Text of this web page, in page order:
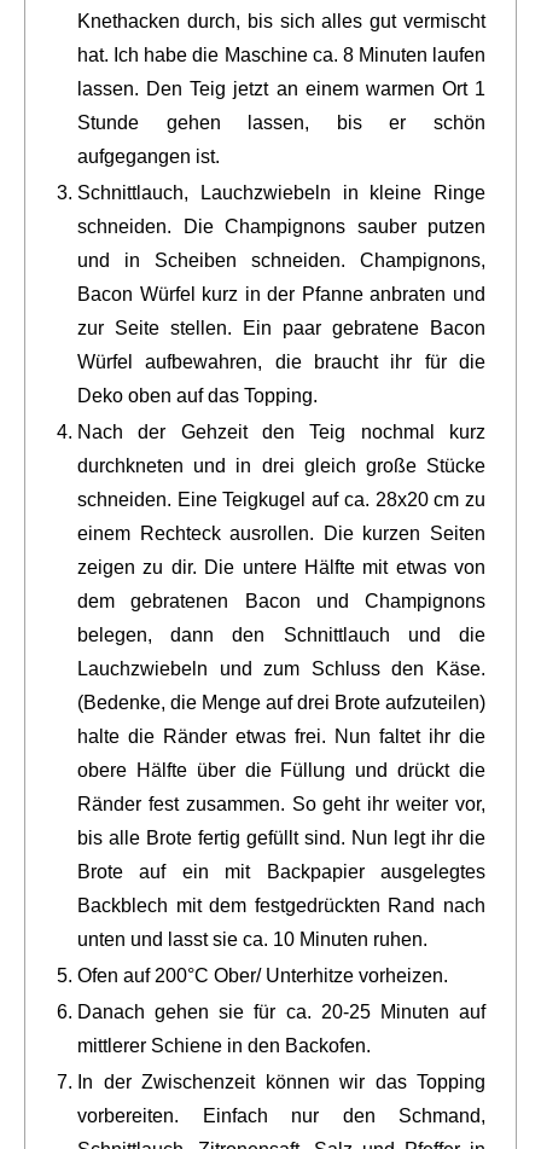
Knethacken durch, bis sich alles gut vermischt
hat. Ich habe die Maschine ca. 8 Minuten laufen
lassen. Den Teig jetzt an einem warmen Ort 1
Stunde gehen lassen, bis er schön
aufgegangen ist.
Schnittlauch, Lauchzwiebeln in kleine Ringe
schneiden. Die Champignons sauber putzen
und in Scheiben schneiden. Champignons,
Bacon Würfel kurz in der Pfanne anbraten und
zur Seite stellen. Ein paar gebratene Bacon
Würfel aufbewahren, die braucht ihr für die
Deko oben auf das Topping.
Nach der Gehzeit den Teig nochmal kurz
durchkneten und in drei gleich große Stücke
schneiden. Eine Teigkugel auf ca. 28x20 cm zu
einem Rechteck ausrollen. Die kurzen Seiten
zeigen zu dir. Die untere Hälfte mit etwas von
dem gebratenen Bacon und Champignons
belegen, dann den Schnittlauch und die
Lauchzwiebeln und zum Schluss den Käse.
(Bedenke, die Menge auf drei Brote aufzuteilen)
halte die Ränder etwas frei. Nun faltet ihr die
obere Hälfte über die Füllung und drückt die
Ränder fest zusammen. So geht ihr weiter vor,
bis alle Brote fertig gefüllt sind. Nun legt ihr die
Brote auf ein mit Backpapier ausgelegtes
Backblech mit dem festgedrückten Rand nach
unten und lasst sie ca. 10 Minuten ruhen.
Ofen auf 200°C Ober/ Unterhitze vorheizen.
Danach gehen sie für ca. 20-25 Minuten auf
mittlerer Schiene in den Backofen.
In der Zwischenzeit können wir das Topping
vorbereiten. Einfach nur den Schmand,